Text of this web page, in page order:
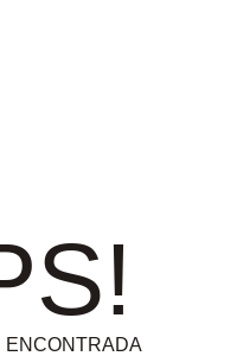
ENCONTRADA